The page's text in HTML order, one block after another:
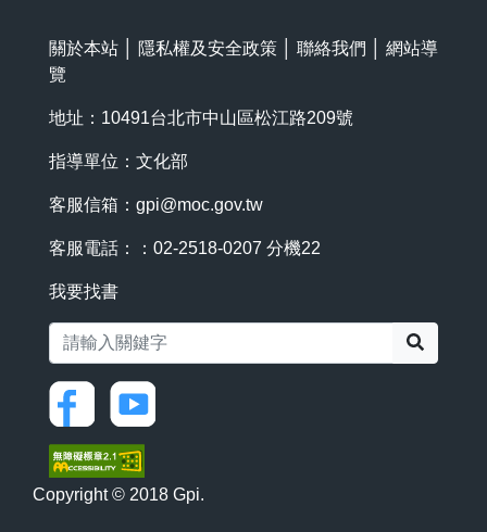
關於本站 隱私權及安全政策 聯絡我們
網站導
覽
地址：10491台北市中山區松江路209號
指導單位：文化部
客服信箱： gpi@moc.gov.tw
客服電話：：02-2518-0207 分機22
我要找書
Copyright © 2018 Gpi.